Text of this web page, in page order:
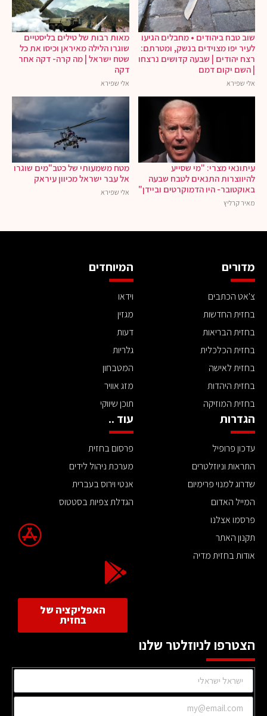
שוב טבח ביהודים • מחבלים הגיעו
לעיר יפו מצוידים בנשק, ומטרתם:
רצח יהודים | שבעה קדושים נרצחו
| השם יקום דמם
אלי שפירא
מאות רבות של טילים בליסטיים
שוגרו הלילה מאיראן וכיסו את כל
שטח ישראל | מה קרה- דקה אחר
דקה
אלי שפירא
עיתונאי מצרי: "מי שסייע
להיווצרות התנאים לטבח שבעה
באוקטובר- היו הדמוקרטים וביידן"
מאיר קרליץ
מטח משמעותי של כטב"מים שוגרו
אל עבר ישראל מכיוון עיראק
אלי שפירא
מדורים
צ'אט הכתבים
בחזית החדשות
בחזית הבריאות
בחזית הכלכלית
בחזית לאישה
בחזית היהדות
בחזית המוזיקה
המיוחדים
וידאו
מגזין
דעות
גלריות
המטבחון
מזג אוויר
תוכן שיווקי
הגדרות
עדכון פרופיל
התראות וניוזלטרים
שדרוג למנוי פרימיום
המייל האדום
פרסמו אצלנו
תקנון האתר
אודות בחזית מדיה
עוד ..
פרסום בחזית
מערכת ניהול לידים
אנטי וירוס בעברית
הגדלת צפיות בסטטוס
האפליקציה של
בחזית
הצטרפו לניוזלטר שלנו